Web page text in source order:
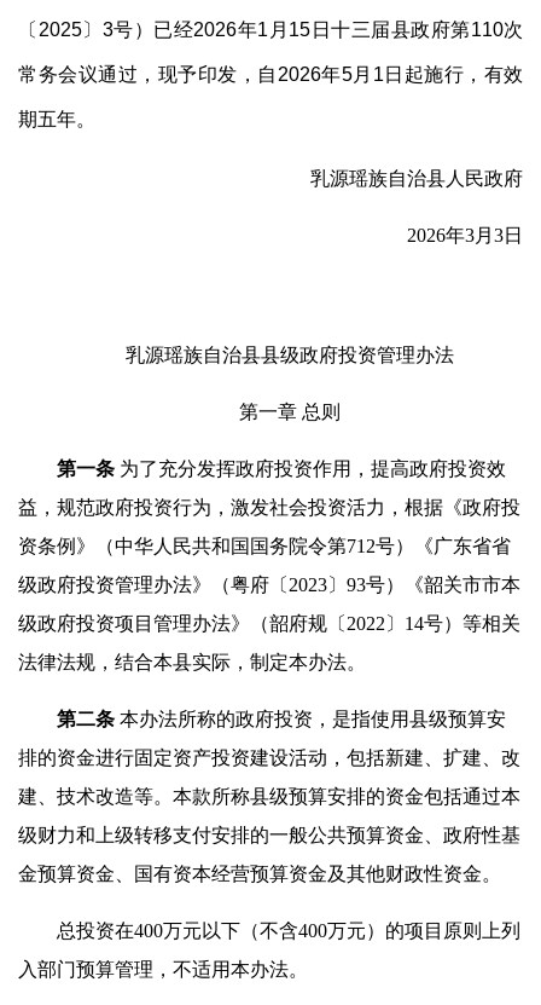
〔2025〕3号）已经2026年1月15日十三届县政府第110次
常务会议通过，现予印发，自2026年5月1日起施行，有效
期五年。
乳源瑶族自治县人民政府
2026年3月3日
乳源瑶族自治县县级政府投资管理办法
第一章 总则
第一条 为了充分发挥政府投资作用，提高政府投资效
益，规范政府投资行为，激发社会投资活力，根据《政府投
资条例》（中华人民共和国国务院令第712号）《广东省省
级政府投资管理办法》（粤府〔2023〕93号）《韶关市市本
级政府投资项目管理办法》（韶府规〔2022〕14号）等相关
法律法规，结合本县实际，制定本办法。
第二条 本办法所称的政府投资，是指使用县级预算安
排的资金进行固定资产投资建设活动，包括新建、扩建、改
建、技术改造等。本款所称县级预算安排的资金包括通过本
级财力和上级转移支付安排的一般公共预算资金、政府性基
金预算资金、国有资本经营预算资金及其他财政性资金。
总投资在400万元以下（不含400万元）的项目原则上列
入部门预算管理，不适用本办法。